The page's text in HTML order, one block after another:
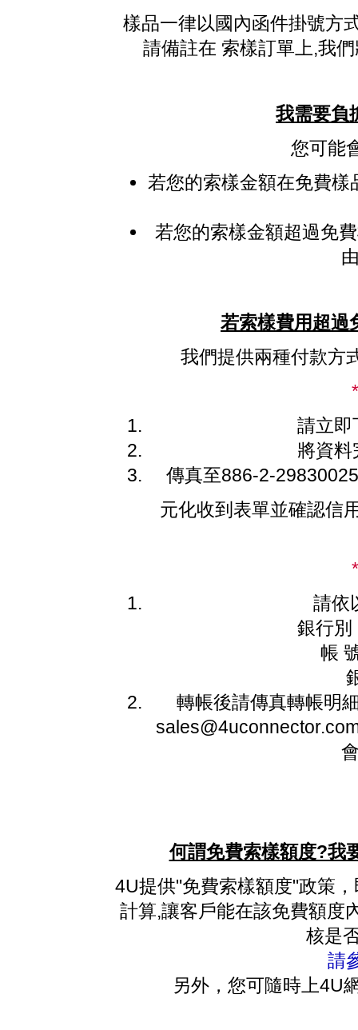
樣品一律以國內函件掛號方
請備註在 索樣訂單上,我
我需要負
您可能
若您的索樣金額在免費
若您的索樣金額超過免
若索樣費用超過
我們提供兩種付款方
請立即
將資料
傳真至886-2-
元化收到表單並確認信
請依
銀行別
帳
轉帳後請傳真轉帳明
何謂免費索樣額度?我
4U提供"免費索樣額度"政策
計算,讓客戶能在該免費額度
核是
請
另外，您可隨時上4U